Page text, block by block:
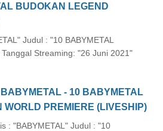
BUDOKAN LEGEND
Judul : "10 BABYMETAL
Streaming: "26 Juni 2021"
- 10 BABYMETAL
WORLD PREMIERE (LIVESHIP)
: "BABYMETAL" Judul : "10